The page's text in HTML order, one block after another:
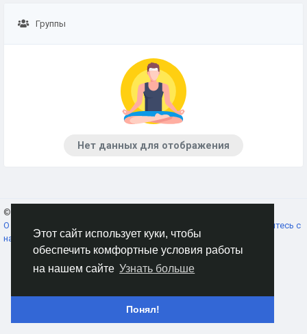
Этот сайт использует куки, чтобы
обеспечить комфортные условия работы
на нашем сайте Узнать больше
Понял!
Группы
Нет данных для отображения
© 2026 AnimeSocial.SU - Первая аниме сеть!
О нас
Свяжитесь с
нами
Каталог